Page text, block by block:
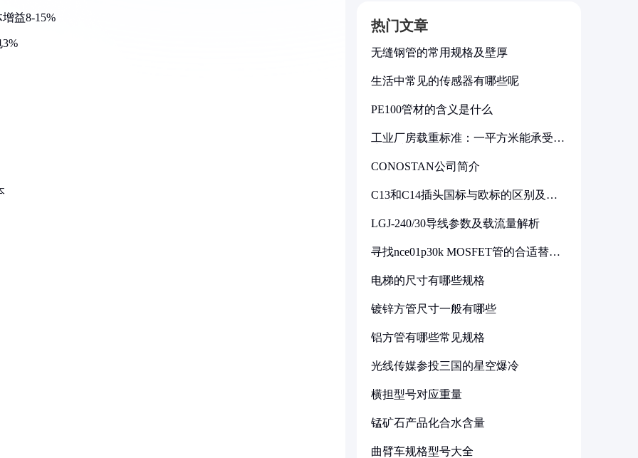
益8-15%
热门文章
无缝钢管的常用规格及壁厚
生活中常见的传感器有哪些呢
PE100管材的含义是什么
工业厂房载重标准：一平方米能承受多
CONOSTAN公司简介
C13和C14插头国标与欧标的区别及其
LGJ-240/30导线参数及载流量解析
寻找nce01p30k MOSFET管的合适替代
电梯的尺寸有哪些规格
镀锌方管尺寸一般有哪些
铝方管有哪些常见规格
光线传媒参投三国的星空爆冷
横担型号对应重量
锰矿石产品化合水含量
曲臂车规格型号大全